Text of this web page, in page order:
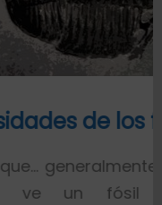
los fósiles
toda la
fósil de un